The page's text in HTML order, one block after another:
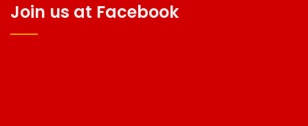
Join us at Facebook